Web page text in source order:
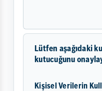
Lütfen aşağıdaki
kutucuğunu
Kişisel Verilerin